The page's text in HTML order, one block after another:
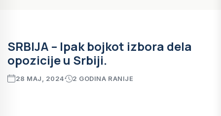
SRBIJA – Ipak bojkot izbora dela
opozicije u Srbiji.
28 MAJ, 2024 2 GODINA RANIJE